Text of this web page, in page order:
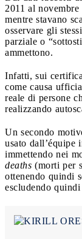
2011 al
mentre stavano
osservare gli
parziale o
ammettono.
Infatti, sui
come causa
reale di persone
realizzando
Un secondo
usato dall’équipe
immettendo nei
deaths (morti per
ottenendo quindi
escludendo